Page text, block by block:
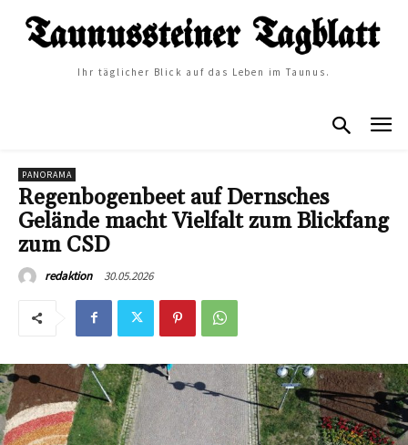
Ihr täglicher Blick auf das Leben im Taunus.
PANORAMA
Regenbogenbeet auf Dernsches
Gelände macht Vielfalt zum Blickfang
zum CSD
redaktion 30.05.2026